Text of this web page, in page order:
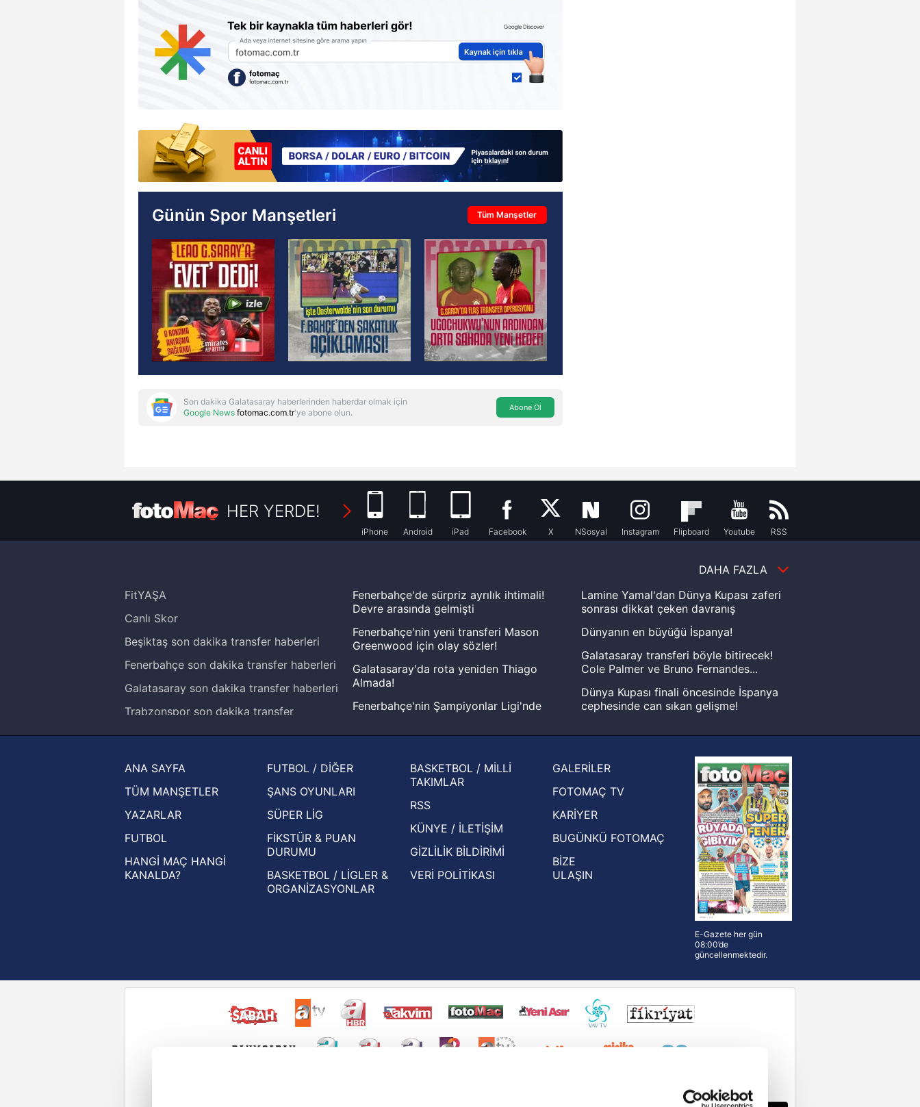
Reddet
Günün Spor Manşetleri Tüm Manşetler
Son dakika Galatasaray haberlerinden haberdar olmak için
Google News fotomac.com.tr'ye abone olun. Abone Ol
HER YERDE!
iPhone Android iPad Facebook X NSosyal Instagram Flipboard Youtube RSS
DAHA FAZLA
FitYAŞA
Canlı Skor
Beşiktaş son dakika transfer haberleri
Fenerbahçe son dakika transfer haberleri
Galatasaray son dakika transfer haberleri
Trabzonspor son dakika transfer
Ziraat Türkiye Kupası haberleri
UEFA Şampiyonlar Ligi haberleri
UEFA Avrupa Ligi haberleri
UEFA Konferans Ligi haberleri
Fenerbahçe'de sürpriz ayrılık ihtimali!
Devre arasında gelmişti
Fenerbahçe'nin yeni transferi Mason
Greenwood için olay sözler!
Galatasaray'da rota yeniden Thiago
Almada!
Fenerbahçe'nin Şampiyonlar Ligi'nde
Zabrze'yi elerlerse...
basından gündem olan manşetler!
Beşiktaş'ın UEFA Avrupa Ligi'nde 3. Ön
Eleme Turu muhtemel rakipleri belli oldu!
Lamine Yamal'dan Dünya Kupası zaferi
sonrası dikkat çeken davranış
Dünyanın en büyüğü İspanya!
Galatasaray transferi böyle bitirecek!
Cole Palmer ve Bruno Fernandes...
Dünya Kupası finali öncesinde İspanya
cephesinde can sıkan gelişme!
Hernan Crespo, Meksika Ligi
ekiplerinden Atlas'ın yeni teknik direktörü
oldu
ANA SAYFA
TÜM MANŞETLER
YAZARLAR
FUTBOL
HANGİ MAÇ HANGİ
KANALDA?
FUTBOL / DİĞER
ŞANS OYUNLARI
SÜPER LİG
FİKSTÜR & PUAN
DURUMU
BASKETBOL / LİGLER &
ORGANİZASYONLAR
BASKETBOL / MİLLİ
TAKIMLAR
RSS
KÜNYE / İLETİŞİM
GİZLİLİK BİLDİRİMİ
VERİ POLİTİKASI
GALERİLER
FOTOMAÇ TV
KARİYER
BUGÜNKÜ FOTOMAÇ
BİZE
ULAŞIN
E-Gazete her gün
08:00’de
güncellenmektedir.